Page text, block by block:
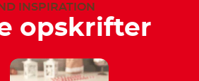
INSPIRATION
opskrifter